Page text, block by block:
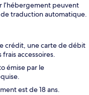
l’hébergement peuvent
traduction automatique.
crédit, une carte de débit
accessoires.
émise par le
est de 18 ans.